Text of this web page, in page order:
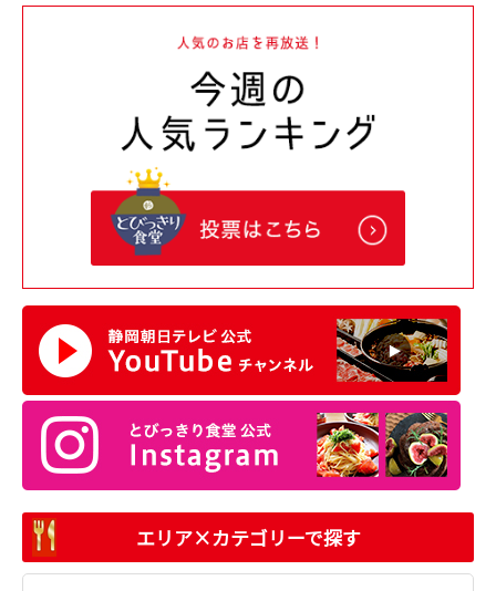
エリア×カテゴリーで探す